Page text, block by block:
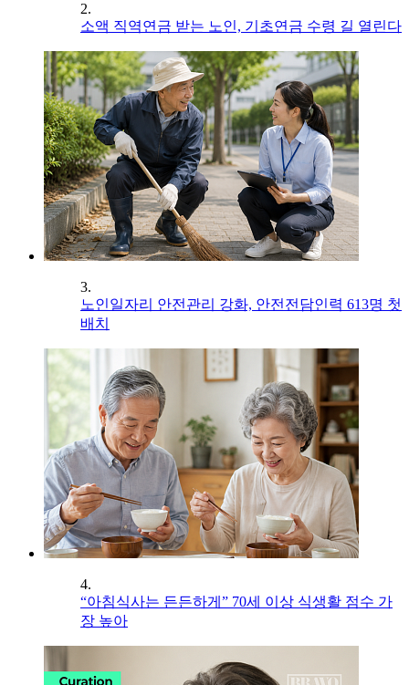
2.
소액 직역연금 받는 노인, 기초연금 수령 길 열린다
3.
노인일자리 안전관리 강화, 안전전담인력 613명 첫
배치
4.
“아침식사는 든든하게” 70세 이상 식생활 점수 가
장 높아